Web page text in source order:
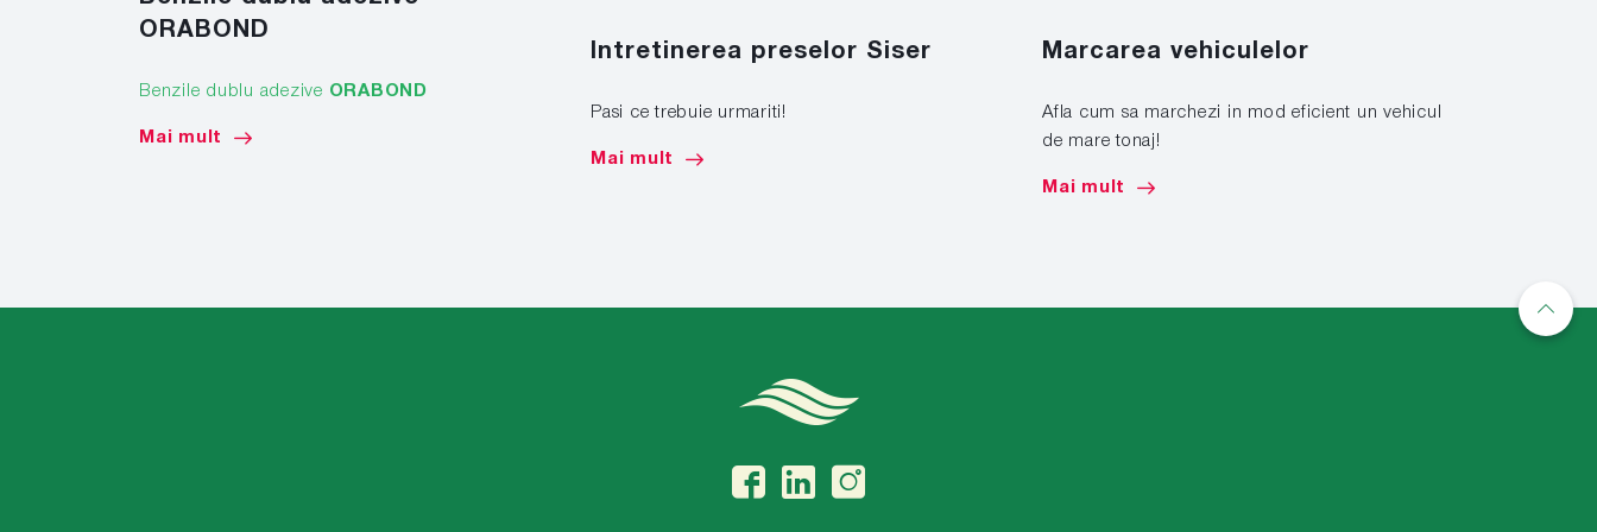
ORABOND
Benzile dublu adezive ORABOND
Mai mult
Intretinerea preselor Siser
Pasi ce trebuie urmariti!
Mai mult
Marcarea vehiculelor
Afla cum sa marchezi in mod eficient un vehicul
de mare tonaj!
Mai mult